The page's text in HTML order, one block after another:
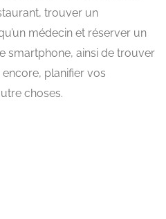
trouver un
médecin et réserver un
smartphone, ainsi de trouver
planifier vos
choses.